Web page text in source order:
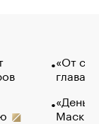
«От
глава
Маск в